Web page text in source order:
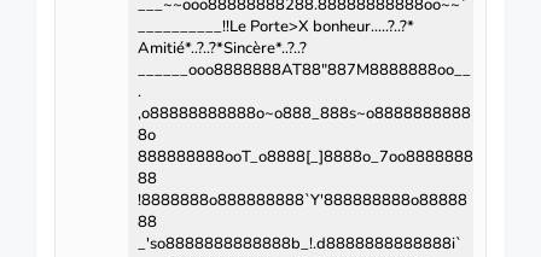
___~~ooo88888888288.88888888888oo~~`
__________!!Le Porte>X bonheur.....?..?*
Amitié*..?..?*Sincère*..?..?
______ooo8888888AT88"887M8888888oo__
.
,o88888888888o~o888_888s~o8888888888
8o
888888888ooT_o8888[_]8888o_7oo8888888
88
!8888888o888888888`Y'888888888o88888
88
_'so8888888888888b_!.d8888888888888i`